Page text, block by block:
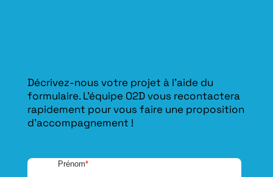
Décrivez-nous votre projet à l’aide du
formulaire. L'équipe O2D vous recontactera
rapidement pour vous faire une proposition
d’accompagnement !